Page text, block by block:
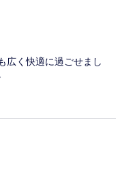
広く快適に過ごせまし